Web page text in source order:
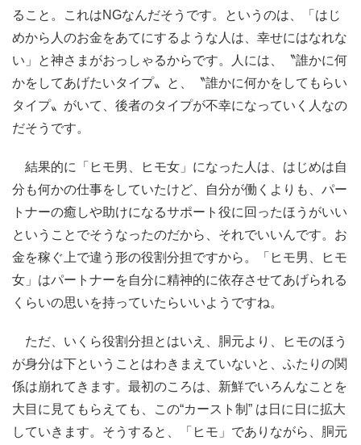
ること。これはNGなんだそうです。というのは、「はじ
めから人のお金をあてにするような人は、幸せにはなれな
い」と神さまがおっしゃるからです。人には、〝誰かに何
かをしてあげたいタイプ〟と、〝誰かに何かをしてもらい
タイプ〟がいて、後者のタイプが不幸になっていく人なの
だそうです。
結果的に「ヒモ男、ヒモ女」になった人は、はじめは自
分も何かの仕事をしていたけど、自分が働くよりも、パー
トナーの癒しや助けになるサポート役に回ったほうがいい
ということでそうなったのだから、それでいいんです。お
金を稼ぐ上で違う形の役割分担ですから。「ヒモ男、ヒモ
女」はパートナーを自分に精神的に依存させてあげられる
くらいの思いを持っていたらいいようですね。
ただ、いくら役割分担とはいえ、胴元より、ヒモのほう
が身分は下ということはわきまえていないと、ふたりの関
係は崩れてきます。最初のころは、新鮮でいろんなことを
大目に見てもらえても、この“カースト制” は日に日に拡大
していきます。そうすると、「ヒモ」でありながら、胴元